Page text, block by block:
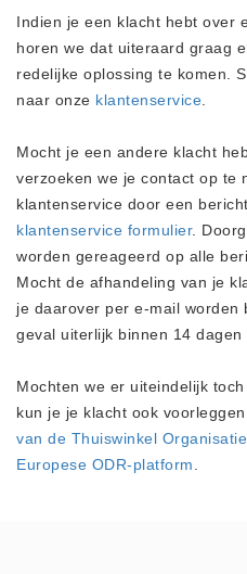
Verzending
Algemene voorwaarden
Privacy Statement
Diervoeders
(2)
Granen (9)
Graszaad (1)
Hartog Lucerne - Muesli (8)
Hobby dieren (10)
Hooi-Kuilgras-Lucerne (4)
Kunstmest (12)
Paardenvoer (38)
Indien je een klacht hebt over
horen we dat uiteraard graag
redelijke oplossing te komen.
naar onze klantenservice
Mocht je een andere klacht
verzoeken we je contact op te
klantenservice door een
klantenservice formulier.
worden gereageerd op alle
Mocht de afhandeling van je
je daarover per e-mail
geval uiterlijk binnen 14 dagen
Mochten we er uiteindelijk
kun je je klacht ook
van de Thuiswinkel Organisatie
Europese ODR-platform